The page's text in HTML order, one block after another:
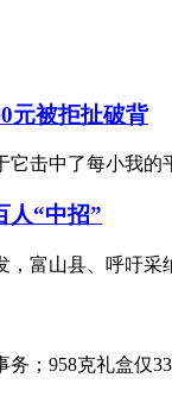
元被拒扯破背
击中了每小我
人“中招”
富山县、呼吁
；958克礼盒仅